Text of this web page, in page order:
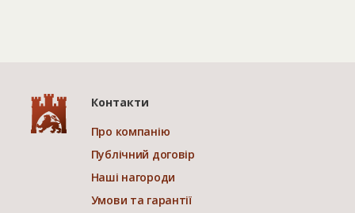
Контакти
Про компанію
Публічний договір
Наші нагороди
Умови та гарантії